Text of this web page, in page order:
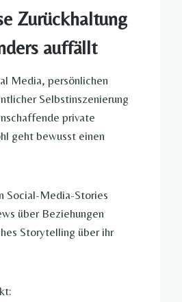
Zurückhaltung
auffällt
Media, persönlichen
Selbstinszenierung
private
geht bewusst einen
Social-Media-Stories
über Beziehungen
Storytelling über ihr